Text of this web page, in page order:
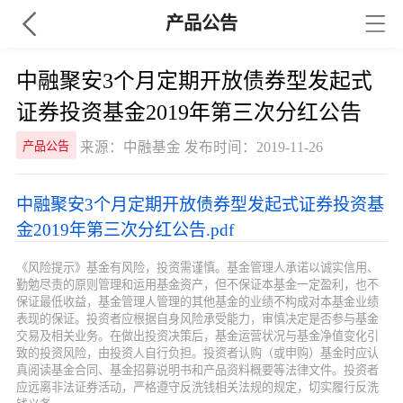
产品公告
中融聚安3个月定期开放债券型发起式
证券投资基金2019年第三次分红公告
产品公告 来源：中融基金 发布时间：2019-11-26
中融聚安3个月定期开放债券型发起式证券投资基
金2019年第三次分红公告.pdf
《风险提示》基金有风险，投资需谨慎。基金管理人承诺以诚实信用、
勤勉尽责的原则管理和运用基金资产，但不保证本基金一定盈利，也不
保证最低收益，基金管理人管理的其他基金的业绩不构成对本基金业绩
表现的保证。投资者应根据自身风险承受能力，审慎决定是否参与基金
交易及相关业务。在做出投资决策后，基金运营状况与基金净值变化引
致的投资风险，由投资人自行负担。投资者认购（或申购）基金时应认
真阅读基金合同、基金招募说明书和产品资料概要等法律文件。投资者
应远离非法证券活动，严格遵守反洗钱相关法规的规定，切实履行反洗